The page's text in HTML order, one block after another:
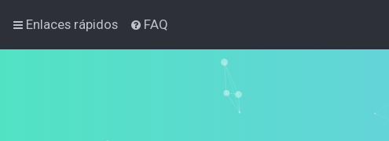
Enlaces rápidos FAQ